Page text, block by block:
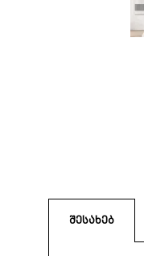
შესახებ